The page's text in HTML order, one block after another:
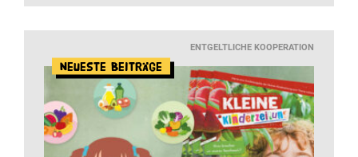
ENTGELTLICHE KOOPERATION
Neueste Beiträge